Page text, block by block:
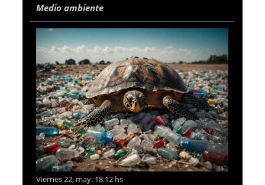
Medio ambiente
Viernes 22, may. 18:12 hs